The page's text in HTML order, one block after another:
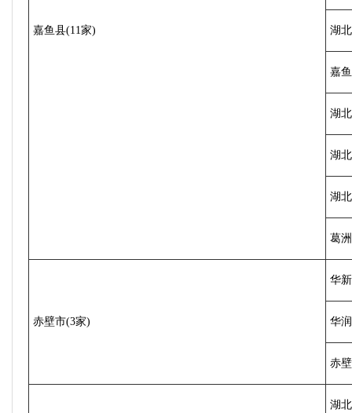
嘉鱼县(11家) 湖
嘉
湖
湖
湖
葛
赤壁市(3家)
华
华
赤
湖